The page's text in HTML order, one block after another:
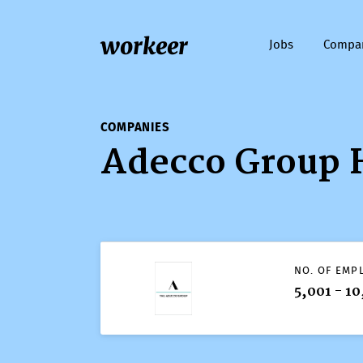
workeer Jobs
COMPANIES
Adecco Group
COMPANIES
NO. OF
5,001 -